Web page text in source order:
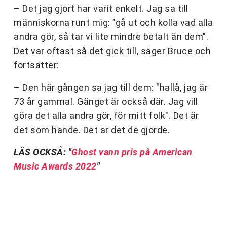
– Det jag gjort har varit enkelt. Jag sa till
människorna runt mig: "gå ut och kolla vad alla
andra gör, så tar vi lite mindre betalt än dem".
Det var oftast så det gick till, säger Bruce och
fortsätter:
– Den här gången sa jag till dem: "hallå, jag är
73 år gammal. Gänget är också där. Jag vill
göra det alla andra gör, för mitt folk". Det är
det som hände. Det är det de gjorde.
LÄS OCKSÅ: "Ghost vann pris på American
Music Awards 2022"